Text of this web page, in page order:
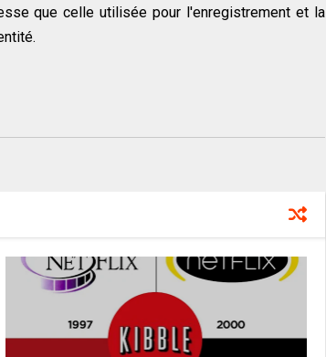
que celle utilisée pour l'enregistrement et la